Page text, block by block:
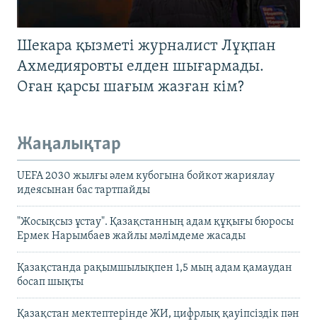
Шекара қызметі журналист Лұқпан
Ахмедияровты елден шығармады.
Оған қарсы шағым жазған кім?
Жаңалықтар
UEFA 2030 жылғы әлем кубогына бойкот жариялау
идеясынан бас тартпайды
"Жосықсыз ұстау". Қазақстанның адам құқығы бюросы
Ермек Нарымбаев жайлы мәлімдеме жасады
Қазақстанда рақымшылықпен 1,5 мың адам қамаудан
босап шықты
Қазақстан мектептерінде ЖИ, цифрлық қауіпсіздік пән